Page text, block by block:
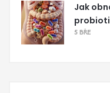
Jak
5 BŘE